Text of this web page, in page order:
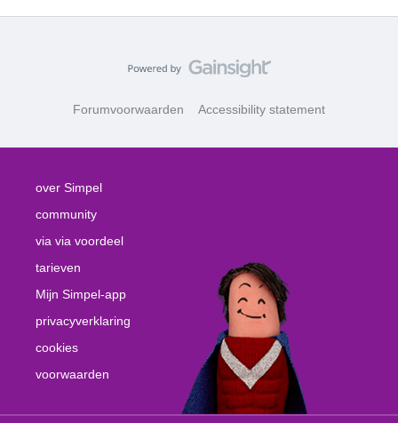
Forumvoorwaarden Accessibility statement
over Simpel
community
via via voordeel
tarieven
Mijn Simpel-app
privacyverklaring
cookies
voorwaarden